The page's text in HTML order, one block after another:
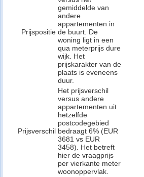
Prijspositie
gemiddelde van
andere
appartementen in
de buurt. De
woning ligt in een
qua meterprijs dure
wijk. Het
prijskarakter van de
plaats is eveneens
duur.
Prijsverschil
Het prijsverschil
versus andere
appartementen uit
hetzelfde
postcodegebied
bedraagt 6% (EUR
3681 vs EUR
3458). Het betreft
hier de vraagprijs
per vierkante meter
woonoppervlak.